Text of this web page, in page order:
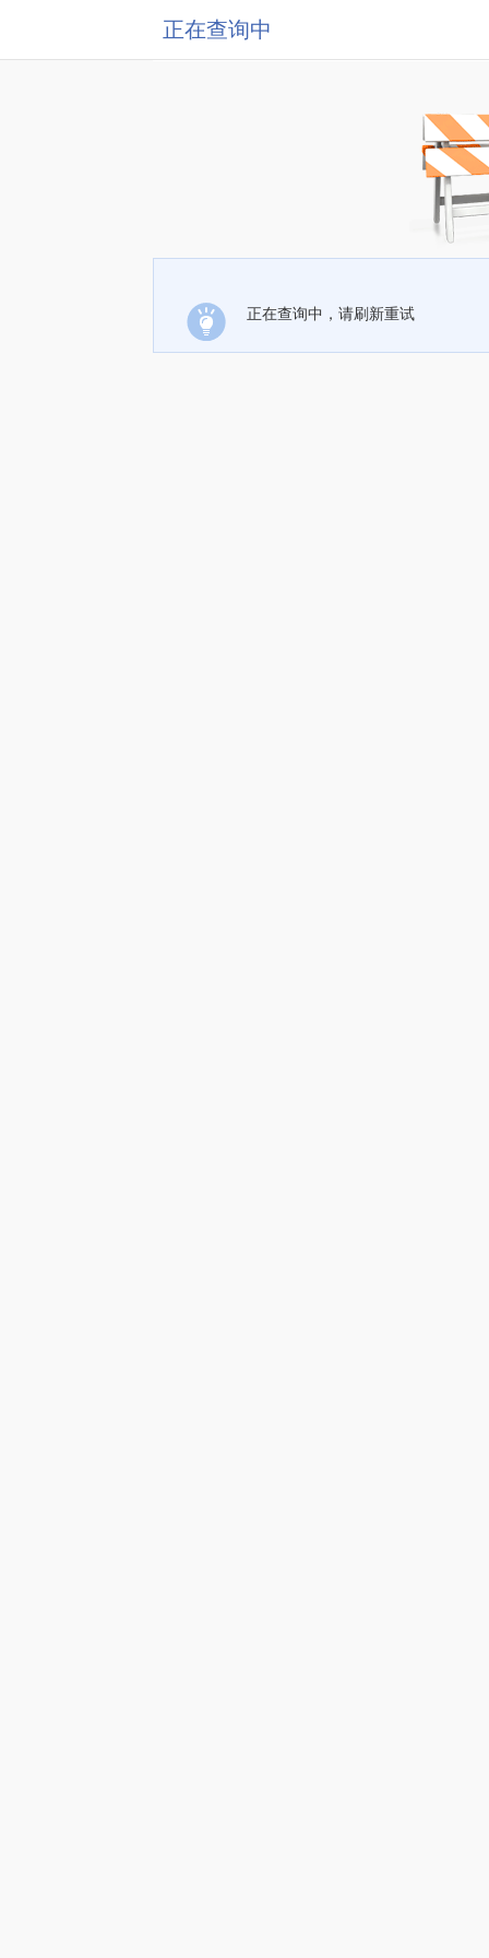
正在查询中
正在查询中，请刷新重试